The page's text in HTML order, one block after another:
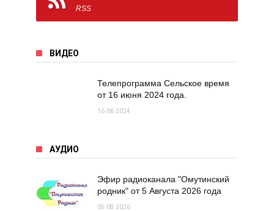
RSS
ВИДЕО
Телепрограмма Сельское время
от 16 июня 2024 года.
16.06.2024
АУДИО
Эфир радиоканала "Омутинский
родник" от 5 Августа 2026 года
05.08.2026